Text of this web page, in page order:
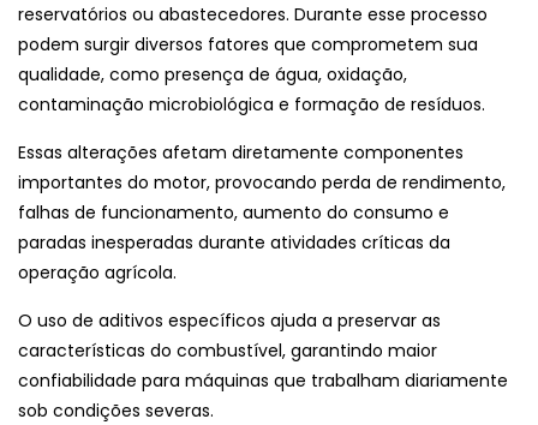
reservatórios ou abastecedores. Durante esse processo
podem surgir diversos fatores que comprometem sua
qualidade, como presença de água, oxidação,
contaminação microbiológica e formação de resíduos.
Essas alterações afetam diretamente componentes
importantes do motor, provocando perda de rendimento,
falhas de funcionamento, aumento do consumo e
paradas inesperadas durante atividades críticas da
operação agrícola.
O uso de aditivos específicos ajuda a preservar as
características do combustível, garantindo maior
confiabilidade para máquinas que trabalham diariamente
sob condições severas.